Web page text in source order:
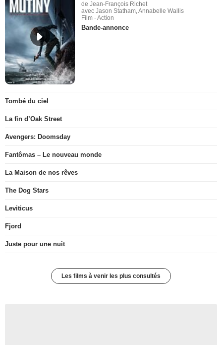
de Jean-François Richet
avec Jason Statham, Annabelle Wallis
Film - Action
Bande-annonce
Tombé du ciel
La fin d’Oak Street
Avengers: Doomsday
Fantômas – Le nouveau monde
La Maison de nos rêves
The Dog Stars
Leviticus
Fjord
Juste pour une nuit
Les films à venir les plus consultés